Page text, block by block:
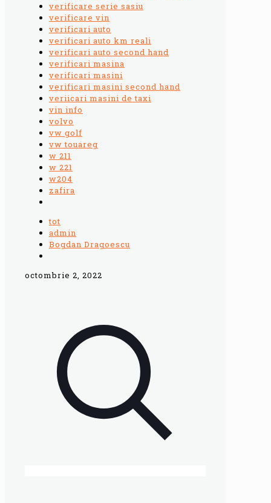
verificare serie sasiu
verificare vin
verificari auto
verificari auto km reali
verificari auto second hand
verificari masina
verificari masini
verificari masini second hand
veriicari masini de taxi
vin info
volvo
vw golf
vw touareg
w 211
w 221
w204
zafira
tot
admin
Bogdan Dragoescu
octombrie 2, 2022